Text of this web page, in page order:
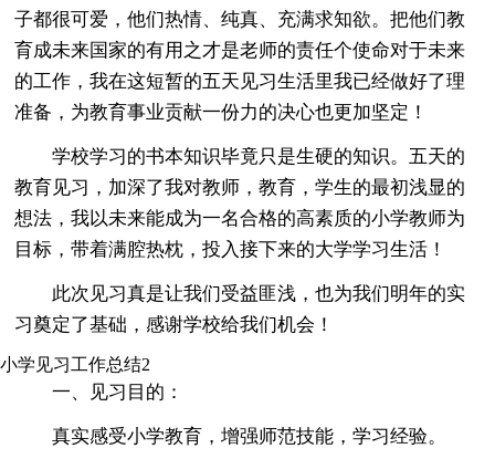
子都很可爱，他们热情、纯真、充满求知欲。把他们教
育成未来国家的有用之才是老师的责任个使命对于未来
的工作，我在这短暂的五天见习生活里我已经做好了理
准备，为教育事业贡献一份力的决心也更加坚定！
学校学习的书本知识毕竟只是生硬的知识。五天的
教育见习，加深了我对教师，教育，学生的最初浅显的
想法，我以未来能成为一名合格的高素质的小学教师为
目标，带着满腔热枕，投入接下来的大学学习生活！
此次见习真是让我们受益匪浅，也为我们明年的实
习奠定了基础，感谢学校给我们机会！
小学见习工作总结2
一、见习目的：
真实感受小学教育，增强师范技能，学习经验。